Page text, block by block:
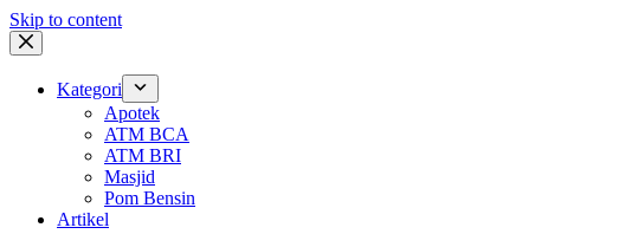
Skip to content
Kategori
Apotek
ATM BCA
ATM BRI
Masjid
Pom Bensin
Artikel